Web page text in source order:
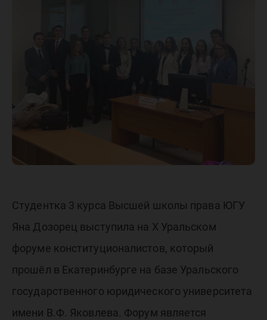
Студентка 3 курса Высшей школы права ЮГУ
Яна Дозорец выступила на X Уральском
форуме конституционалистов, который
прошёл в Екатеринбурге на базе Уральского
государственного юридического университета
имени В.Ф. Яковлева. Форум является